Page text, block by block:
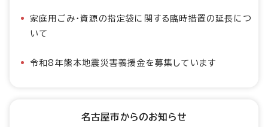
家庭用ごみ・資源の指定袋に関する臨時措置の延長につ
いて
令和8年熊本地震災害義援金を募集しています
名古屋市からのお知らせ